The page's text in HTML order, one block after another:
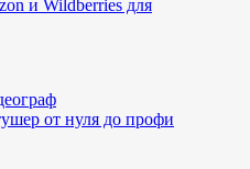
и Wildberries для
от нуля до профи